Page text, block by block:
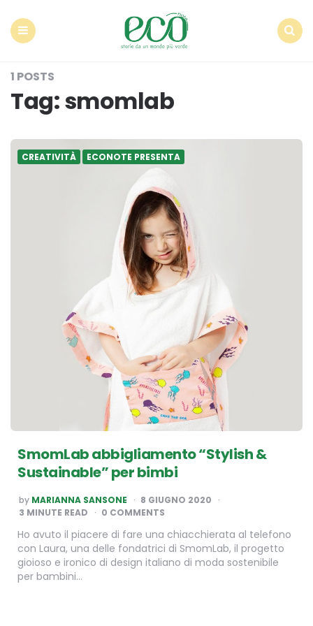
1 POSTS
Tag:smomlab
CREATIVITÀ ECONOTE PRESENTA
SmomLab abbigliamento “Stylish &
Sustainable” per bimbi
POSTED
BY
by MARIANNA SANSONE
8 GIUGNO 2020
3 MINUTE READ 0 COMMENTS
Ho avuto il piacere di fare una chiacchierata al telefono
con Laura, una delle fondatrici di SmomLab, il progetto
gioioso e ironico di design italiano di moda sostenibile
per bambini…